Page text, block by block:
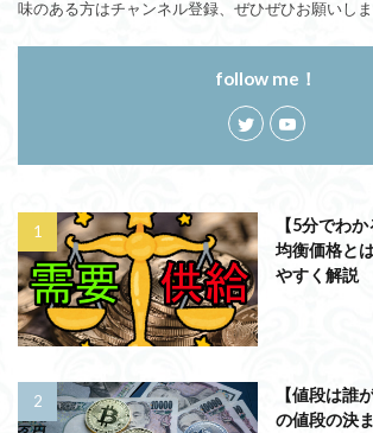
味のある方はチャンネル登録、ぜひぜひお願いしま
follow me！
【5分でわ
均衡価格と
やすく解説
【値段は誰
の値段の決